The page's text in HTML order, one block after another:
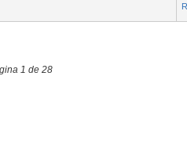
1 de 28